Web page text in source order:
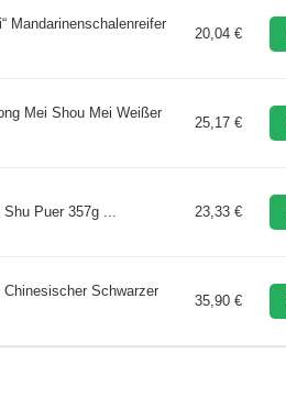
Mandarinenschalenreifer
20,04 €
Mei Shou Mei Weißer
25,17 €
Puer 357g ... 23,33 €
Schwarzer
35,90 €